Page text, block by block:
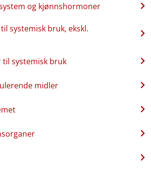
og kjønnshormoner
systemisk bruk, ekskl.
til systemisk bruk
midler